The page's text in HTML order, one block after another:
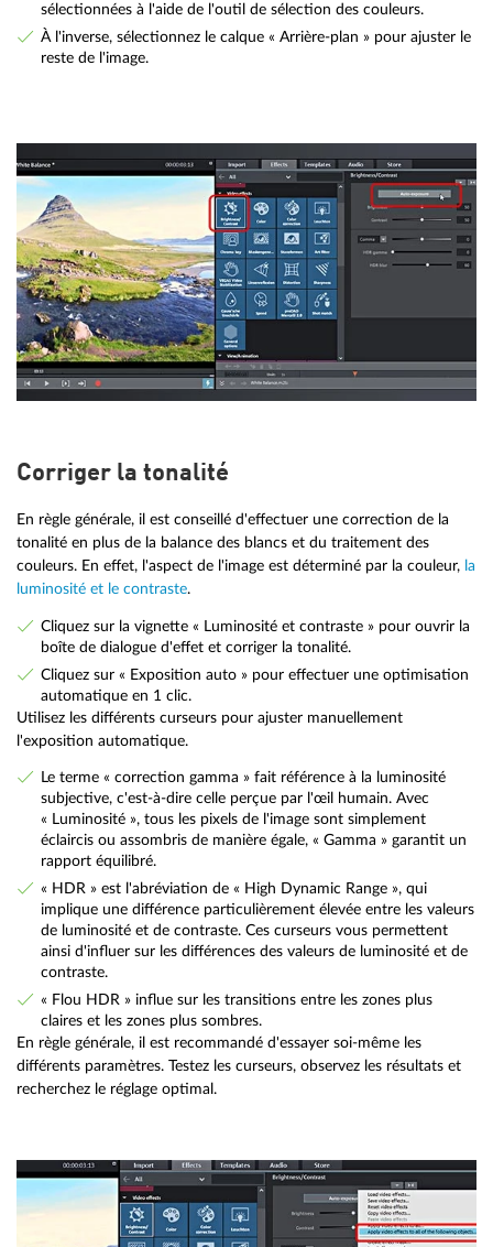
sélectionnées à l'aide de l'outil de sélection des couleurs.
À l'inverse, sélectionnez le calque « Arrière-plan » pour ajuster le
reste de l'image.
Corriger la tonalité
En règle générale, il est conseillé d'effectuer une correction de la
tonalité en plus de la balance des blancs et du traitement des
couleurs. En effet, l'aspect de l'image est déterminé par la couleur, la
luminosité et le contraste.
Cliquez sur la vignette « Luminosité et contraste » pour ouvrir la
boîte de dialogue d'effet et corriger la tonalité.
Cliquez sur « Exposition auto » pour effectuer une optimisation
automatique en 1 clic.
Utilisez les différents curseurs pour ajuster manuellement
l'exposition automatique.
Le terme « correction gamma » fait référence à la luminosité
subjective, c'est-à-dire celle perçue par l'œil humain. Avec
« Luminosité », tous les pixels de l'image sont simplement
éclaircis ou assombris de manière égale, « Gamma » garantit un
rapport équilibré.
« HDR » est l'abréviation de « High Dynamic Range », qui
implique une différence particulièrement élevée entre les valeurs
de luminosité et de contraste. Ces curseurs vous permettent
ainsi d'influer sur les différences des valeurs de luminosité et de
contraste.
« Flou HDR » influe sur les transitions entre les zones plus
claires et les zones plus sombres.
En règle générale, il est recommandé d'essayer soi-même les
différents paramètres. Testez les curseurs, observez les résultats et
recherchez le réglage optimal.